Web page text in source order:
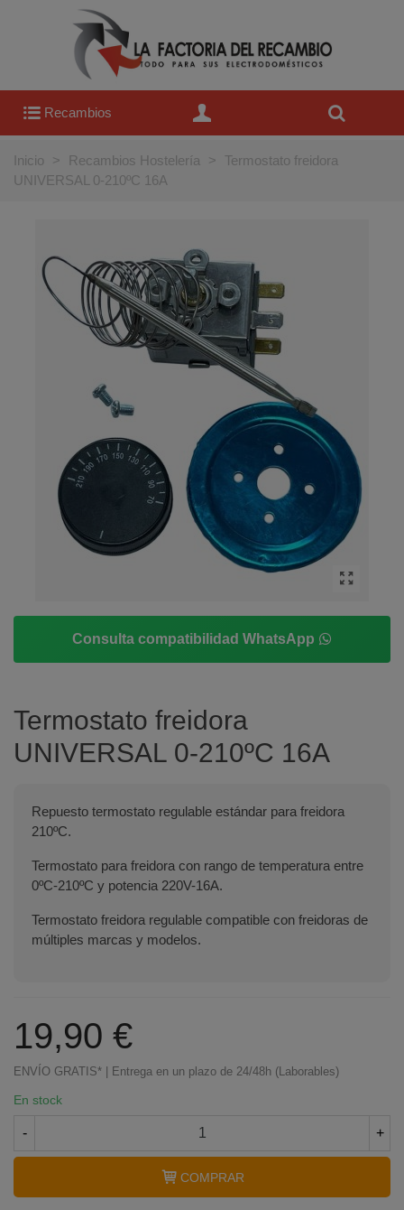
Recambios
Inicio > Recambios Hostelería >
Termostato freidora
UNIVERSAL 0-210ºC 16A
Consulta compatibilidad WhatsApp
Termostato freidora
UNIVERSAL 0-210ºC 16A
Repuesto termostato regulable estándar para freidora
210ºC.
Termostato para freidora con rango de temperatura entre
0ºC-210ºC y potencia 220V-16A.
Termostato freidora regulable compatible con freidoras de
múltiples marcas y modelos.
19,90 €
ENVÍO GRATIS* | Entrega en un plazo de 24/48h (Laborables)
En stock
- +
COMPRAR
Terminal de consulta ○ Motor activo -